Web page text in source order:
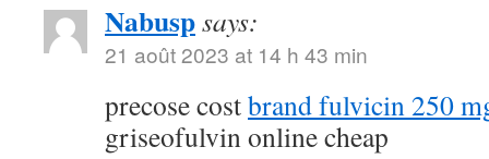
Nabuspsays:
21 août 2023 at 14 h 43 min
precose costbrand fulvicin 250
griseofulvin online cheap